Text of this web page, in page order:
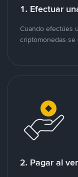
1. Efectuar
Cuando efectúes
criptomonedas se
2. Pagar al